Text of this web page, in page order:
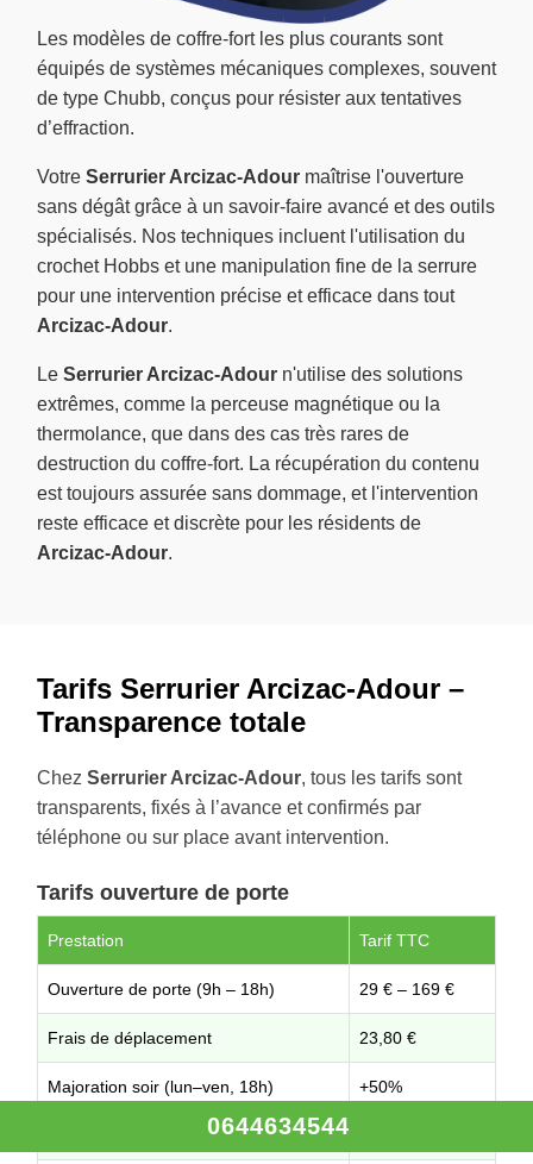
Les modèles de coffre-fort les plus courants sont
équipés de systèmes mécaniques complexes, souvent
de type Chubb, conçus pour résister aux tentatives
d’effraction.
Votre Serrurier Arcizac-Adour maîtrise l'ouverture
sans dégât grâce à un savoir-faire avancé et des outils
spécialisés. Nos techniques incluent l'utilisation du
crochet Hobbs et une manipulation fine de la serrure
pour une intervention précise et efficace dans tout
Arcizac-Adour.
Le Serrurier Arcizac-Adour n'utilise des solutions
extrêmes, comme la perceuse magnétique ou la
thermolance, que dans des cas très rares de
destruction du coffre-fort. La récupération du contenu
est toujours assurée sans dommage, et l'intervention
reste efficace et discrète pour les résidents de
Arcizac-Adour.
Tarifs Serrurier Arcizac-Adour –
Transparence totale
Chez Serrurier Arcizac-Adour, tous les tarifs sont
transparents, fixés à l’avance et confirmés par
téléphone ou sur place avant intervention.
Tarifs ouverture de porte
Prestation Tarif TTC
Ouverture de porte (9h – 18h) 29 € – 169 €
Frais de déplacement 23,80 €
Majoration soir (lun–ven, 18h) +50%
0644634544